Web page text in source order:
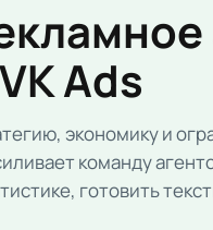
Ads
экономику и
команду
готовить